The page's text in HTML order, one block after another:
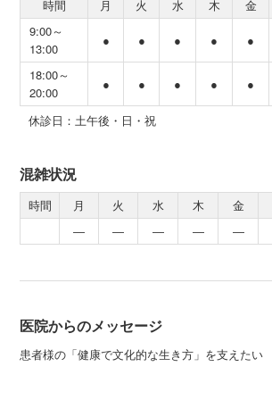
時間 月 火 水 木 金
9:00～
13:00
● ● ● ● ●
18:00～
20:00
● ● ● ● ●
休診日：土午後・日・祝
混雑状況
時間 月 火 水 木 金
―
― ― ― ―
医院からのメッセージ
患者様の「健康で文化的な生き方」を支えたい